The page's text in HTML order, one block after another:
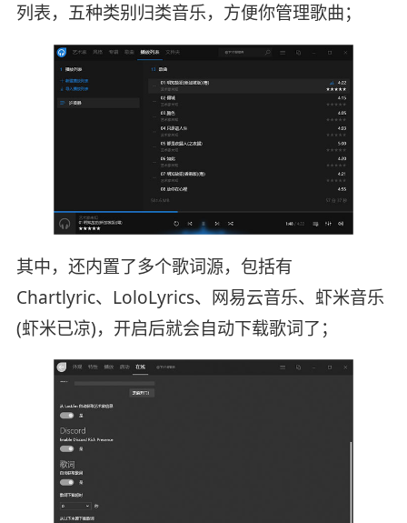
列表，五种类别归类音乐，方便你管理歌曲；
其中，还内置了多个歌词源，包括有
Chartlyric、LoloLyrics、网易云音乐、虾米音乐
(虾米已凉)，开启后就会自动下载歌词了；